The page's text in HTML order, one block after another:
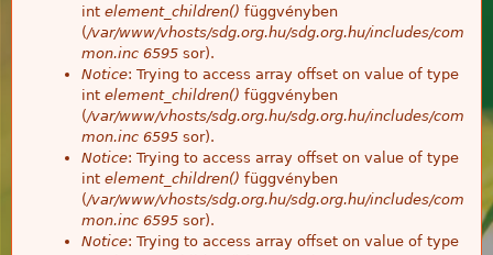
int element_children() függvényben
(/var/www/vhosts/sdg.org.hu/sdg.org.hu/includes/com
mon.inc 6595 sor).
Notice: Trying to access array offset on value of type
int element_children() függvényben
(/var/www/vhosts/sdg.org.hu/sdg.org.hu/includes/com
mon.inc 6595 sor).
Notice: Trying to access array offset on value of type
int element_children() függvényben
(/var/www/vhosts/sdg.org.hu/sdg.org.hu/includes/com
mon.inc 6595 sor).
Notice: Trying to access array offset on value of type